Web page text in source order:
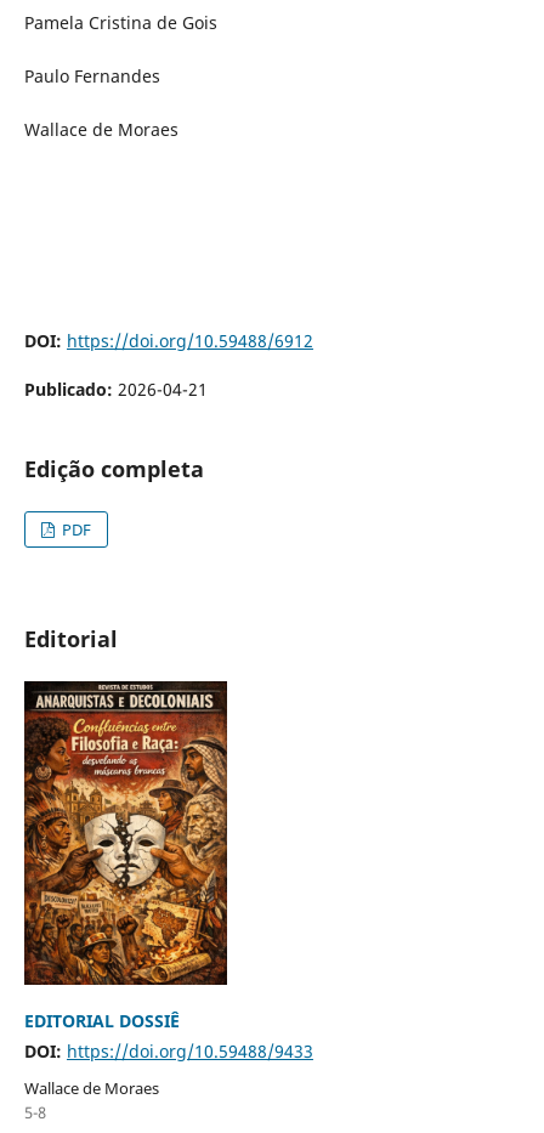
Pamela Cristina de Gois
Paulo Fernandes
Wallace de Moraes
DOI: https://doi.org/10.59488/6912
Publicado: 2026-04-21
Edição completa
PDF
Editorial
EDITORIAL DOSSIÊ
DOI: https://doi.org/10.59488/9433
Wallace de Moraes
5-8